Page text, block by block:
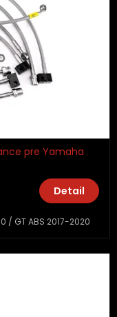
pre Yamaha
Detail
/ GT ABS 2017-2020